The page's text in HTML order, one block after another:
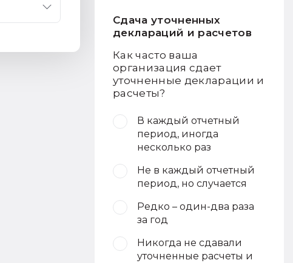
Сдача уточненных
деклараций и расчетов
Как часто ваша
организация сдает
уточненные декларации и
расчеты?
В каждый отчетный
период, иногда
несколько раз
Не в каждый отчетный
период, но случается
Редко – один-два раза
за год
Никогда не сдавали
уточненные расчеты и